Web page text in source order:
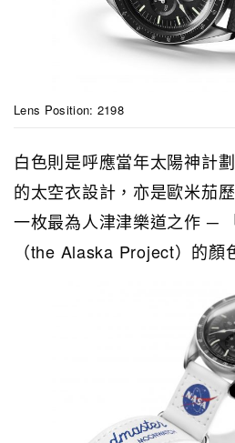
Lens Position: 2198
白色則是呼應當年太陽神計
的太空衣設計，亦是歐米茄
一枚最為人津津樂道之作 ─
（the Alaska Project）的顏